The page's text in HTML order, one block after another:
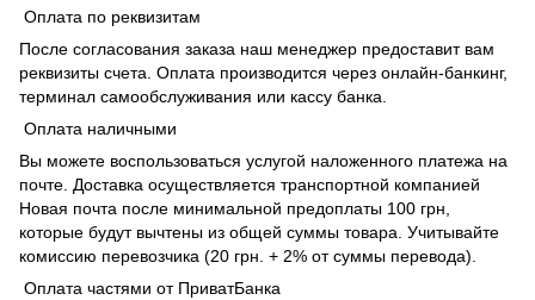
Оплата по реквизитам
После согласования заказа наш менеджер предоставит вам
реквизиты счета. Оплата производится через онлайн-банкинг,
терминал самообслуживания или кассу банка.
Оплата наличными
Вы можете воспользоваться услугой наложенного платежа на
почте. Доставка осуществляется транспортной компанией
Новая почта после минимальной предоплаты 100 грн,
которые будут вычтены из общей суммы товара. Учитывайте
комиссию перевозчика (20 грн. + 2% от суммы перевода).
Оплата частями от ПриватБанка